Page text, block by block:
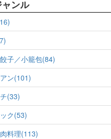
ンル
子／小籠包(84)
ン(101)
(33)
ク(53)
料理(113)